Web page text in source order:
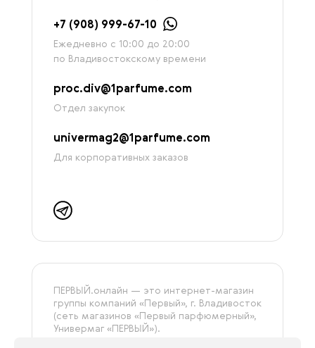
+7 (908) 999-67-10
Ежедневно с 10:00 до 20:00
по Владивостокскому времени
proc.div@1parfume.com
Отдел закупок
univermag2@1parfume.com
Для корпоративных заказов
ПЕРВЫЙ.онлайн — это интернет-магазин
группы компаний «‎Первый», г. Владивосток
(сеть магазинов «Первый парфюмерный»,
Универмаг «ПЕРВЫЙ»).